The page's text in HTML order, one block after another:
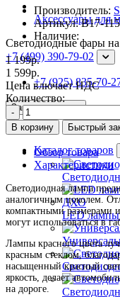
Аксессуары для
Светодиодные фары
+7 (499) 390-79-02
+7 (925) 835-70-
Заказать звонок
Каталог товаров
LED лампы
Производитель:
Артикул:B17-
Наличие:
1 199р.
1 599р.
Цена влючает НДС
Количество:
-
В корзину
Быстрый
Обзор товара
Характеристики
Светодиодная лампа
аналогичным цоколем.
компактными размерами
могут использоваться в
Лампы красного цвета
красным стеклом,
насыщенный красный
яркость, делает
на дороге.